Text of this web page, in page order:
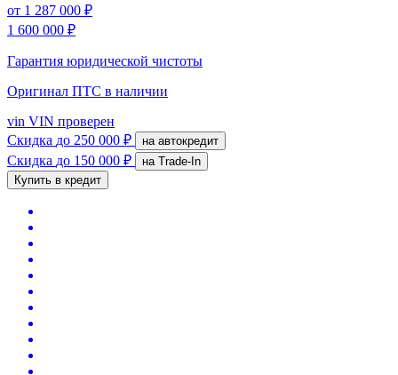
от 1 287 000 ₽
1 600 000 ₽
Гарантия юридической чистоты
Оригинал ПТС в наличии
vin VIN проверен
Скидка до 250 000 ₽ на автокредит
Скидка до 150 000 ₽
на Trade-In
Купить в кредит